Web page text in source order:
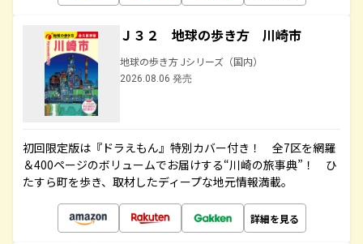
Ｊ３２ 地球の歩き方 川崎市
地球の歩き方 Jシリーズ（国内）
2026.08.06 発売
初回限定版は『ドラえもん』特別カバー付き！ 全7区を網羅
＆400ページのボリュームでお届けする“川崎の旅事典”！ ひ
たすら町を歩き、取材したディープな地元情報満載。
詳細を見る